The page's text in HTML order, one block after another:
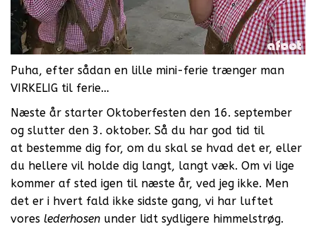
Puha, efter sådan en lille mini-ferie trænger man
VIRKELIG til ferie…
Næste år starter Oktoberfesten den 16. september
og slutter den 3. oktober. Så du har god tid til
at bestemme dig for, om du skal se hvad det er, eller
du hellere vil holde dig langt, langt væk. Om vi lige
kommer af sted igen til næste år, ved jeg ikke. Men
det er i hvert fald ikke sidste gang, vi har luftet
vores lederhosen under lidt sydligere himmelstrøg.